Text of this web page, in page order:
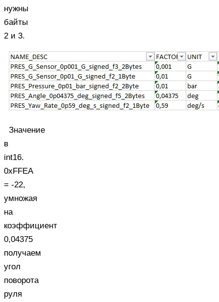
нужны
байты
2 и 3.
Значение
в
int16.
0xFFEA
= -22,
умножая
на
коэффициент
0,04375
получаем
угол
поворота
руля